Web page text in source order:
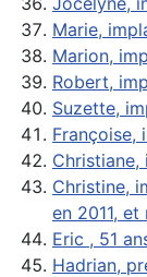
Marie,
Marion,
Robert,
Suzette,
Françoise,
Christiane,
Christine,
en 2011,
Eric , 51
Hadrian,